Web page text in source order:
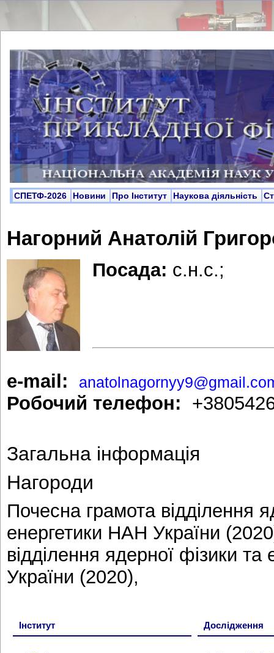
СПЕТФ-2026 Новини Про Інститут Наукова діяльність
Нагорний Анатолій
Посада: с.н.с.;
e-mail:
Робочий телефон:
Загальна інформація
Нагороди
Почесна грамота відділення
енергетики НАН України
відділення ядерної фізики
України (2020),
Інститут Дослідження